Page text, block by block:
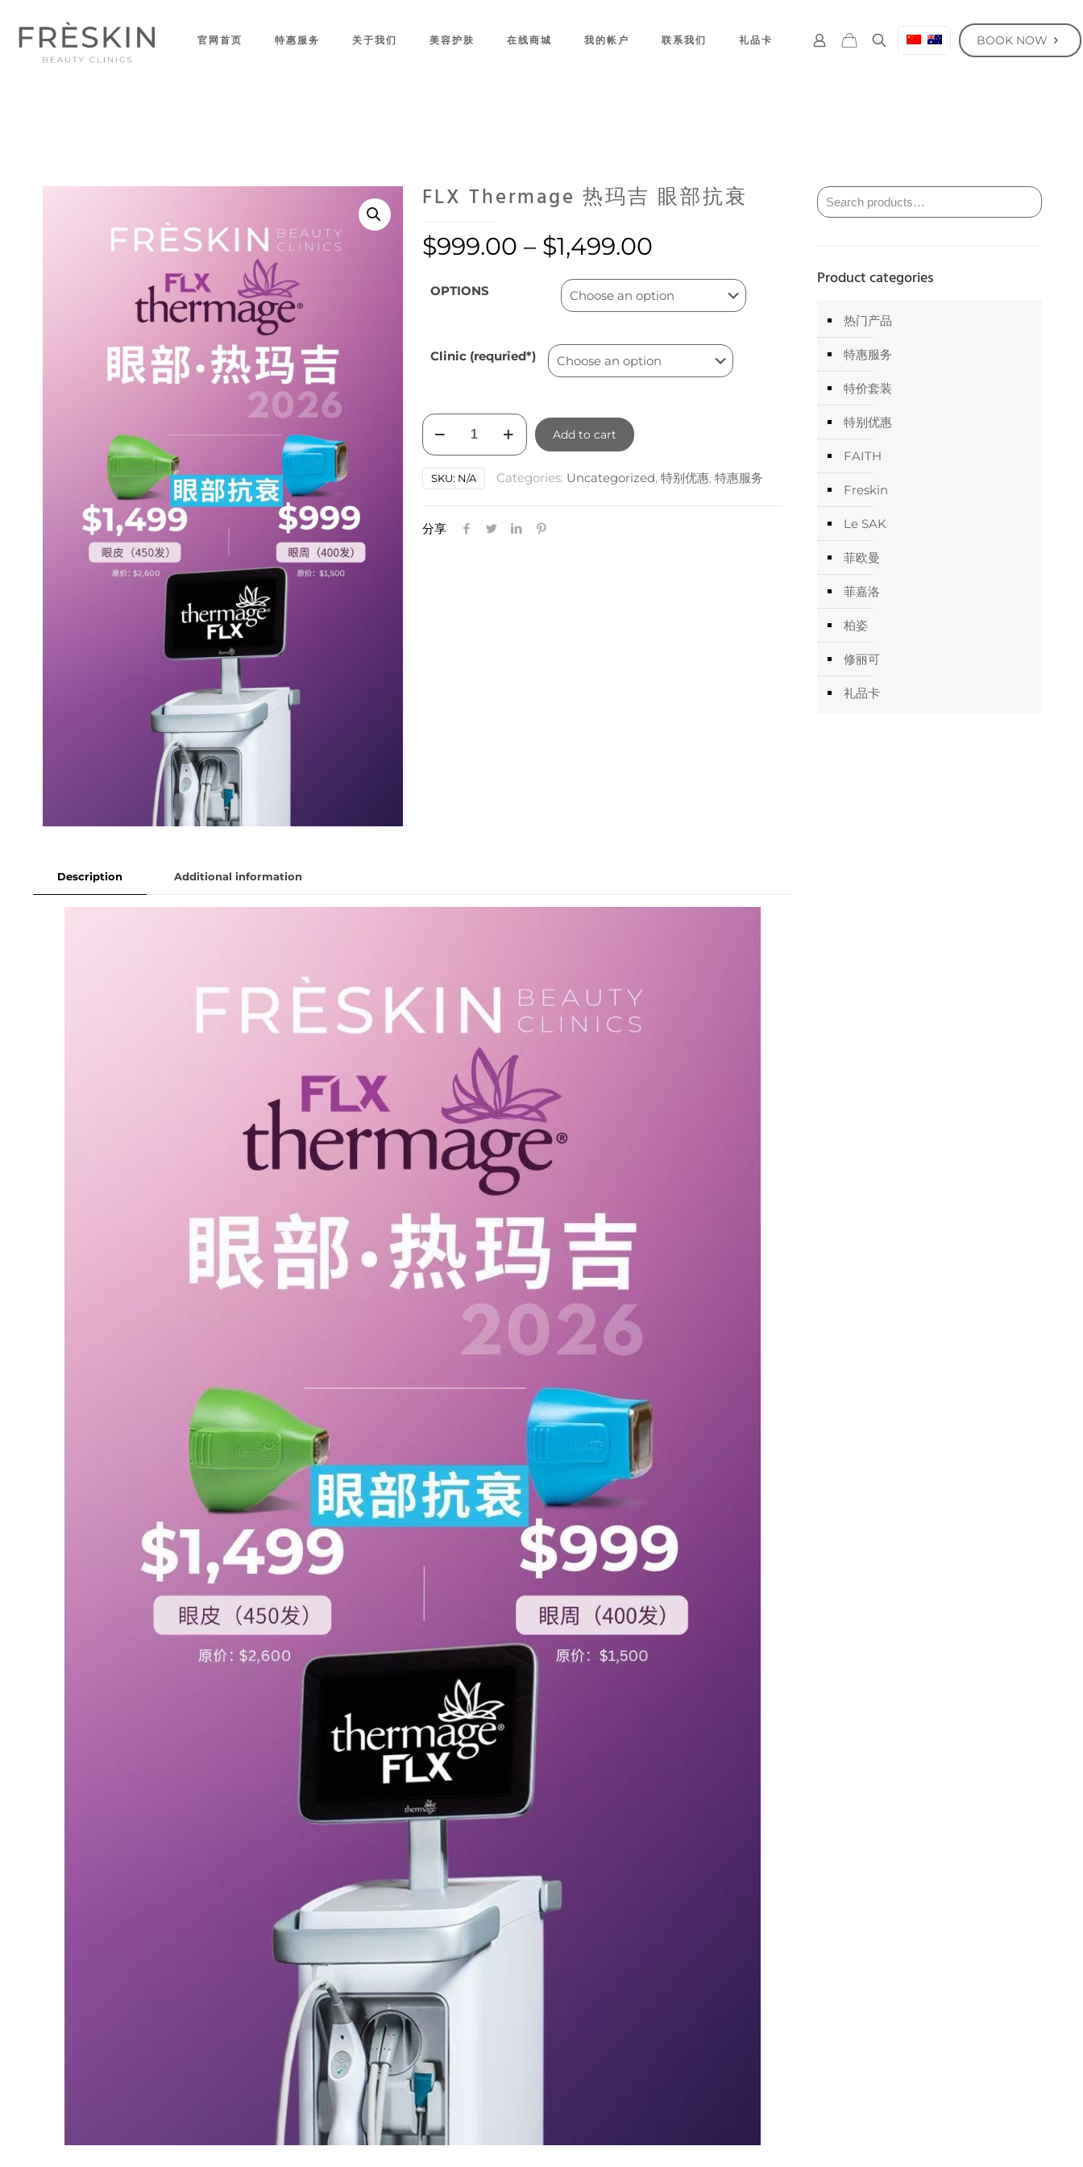
官网首页 特惠服务 关于我们 美容护肤 在线商城 我的帐户 联系我们 礼品卡 BOOK NOW
FLX Thermage 热玛吉 眼部抗衰
$999.00 – $1,499.00
OPTIONS
Clinic (requried*)
FLX
Thermage
玛
眼
Add to cart
SKU: N/A Categories: Uncategorized, 特别优惠, 特惠服务
分享
Description Additional information
Product categories
热门产品
特惠服务
特价套装
特别优惠
FAITH
Freskin
Le SAK
菲欧曼
菲嘉洛
柏姿
修丽可
礼品卡